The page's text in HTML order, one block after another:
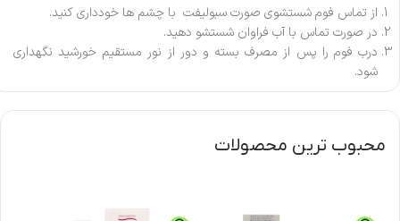
از تماس فوم شستشوی صورت سبولیفت با چشم ها خودداری کنید.
در صورت تماس با آب فراوان شستشو دهید.
درب فوم را پس از مصرف بسته و دور از نور مستقیم خورشید نگهداری
شود.
محبوب ترین محصولات